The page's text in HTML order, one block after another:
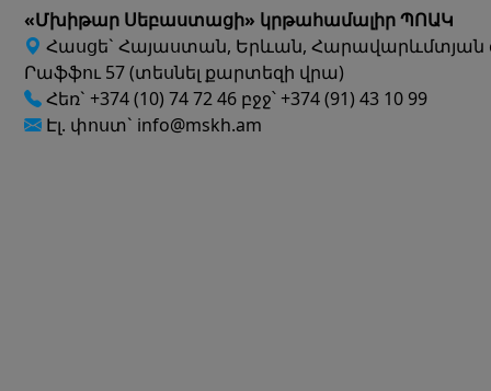
«Մխիթար Սեբաստացի» կրթահամալիր ՊՈԱԿ
Հասցե` Հայաստան, Երևան, Հարավարևմտյան
Րաֆֆու 57 (տեսնել քարտեզի վրա)
Հեռ` +374 (10) 74 72 46 բջջ՝ +374 (91) 43 10 99
Էլ. փոստ` info@mskh.am